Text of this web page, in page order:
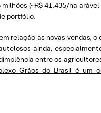
(~R$ 41.435/ha arável
portfólio.
relação às novas vendas, o
ainda,
entre os
Grãos do Brasil é um